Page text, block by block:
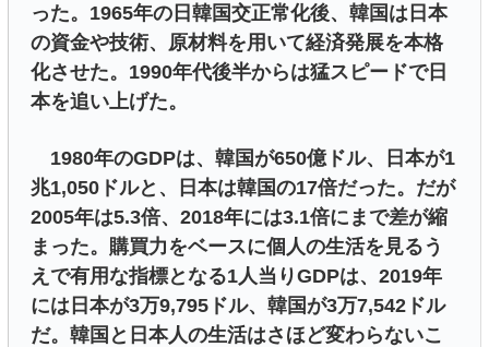
った。1965年の日韓国交正常化後、韓国は日本
の資金や技術、原材料を用いて経済発展を本格
化させた。1990年代後半からは猛スピードで日
本を追い上げた。
1980年のGDPは、韓国が650億ドル、日本が1
兆1,050ドルと、日本は韓国の17倍だった。だが
2005年は5.3倍、2018年には3.1倍にまで差が縮
まった。購買力をベースに個人の生活を見るう
えで有用な指標となる1人当りGDPは、2019年
には日本が3万9,795ドル、韓国が3万7,542ドル
だ。韓国と日本人の生活はさほど変わらないこ